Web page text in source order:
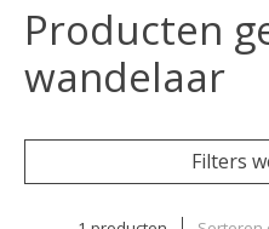
Producten
wandelaar
Filters